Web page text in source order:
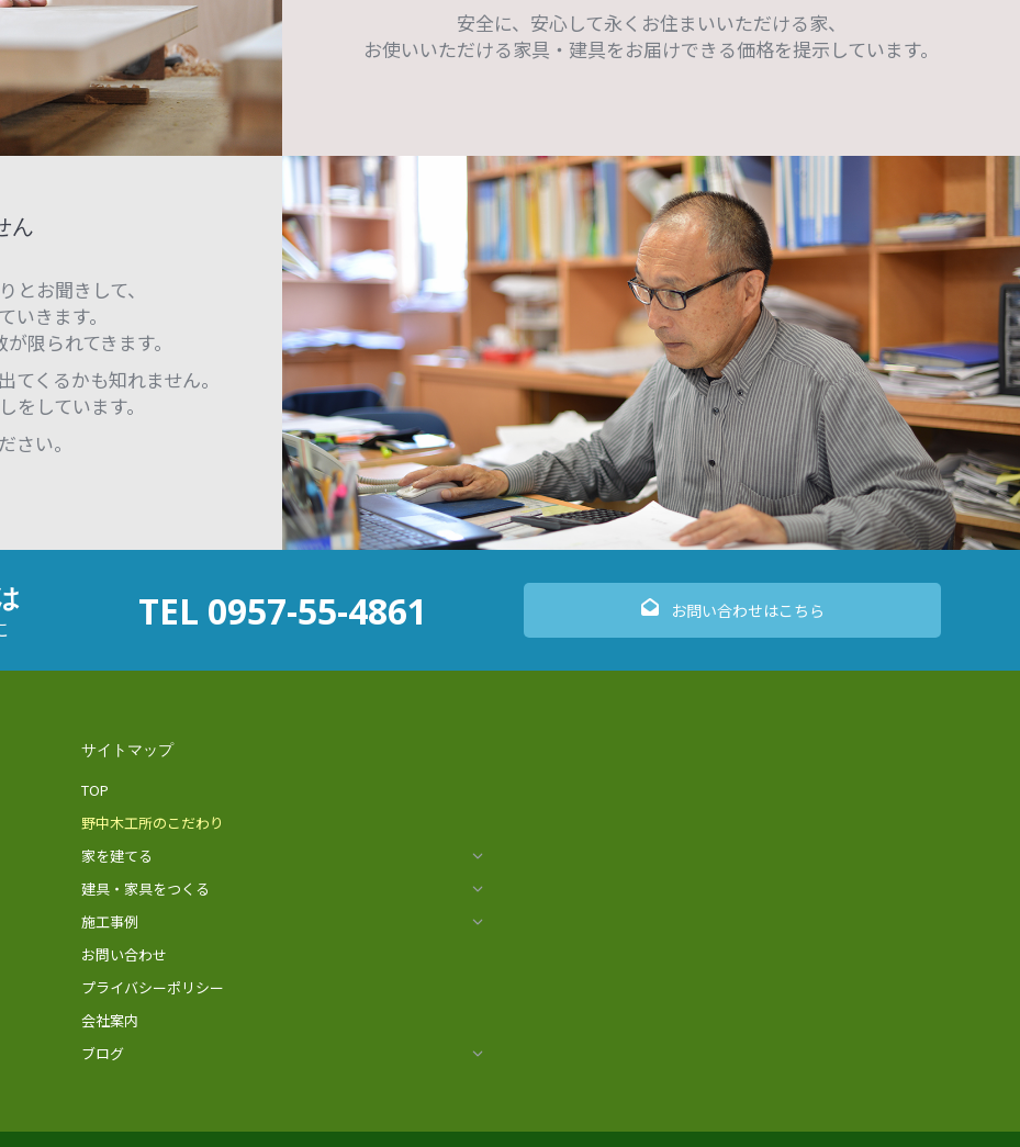
安全に、安心して永くお住まいいただける家、
お使いいただける家具・建具をお届けできる価格を提示しています。
ん
お聞きして、
きます。
限られてきます。
くるかも知れません。
しています。
さい。
TEL 0957-55-4861 お問い合わせはこちら
サイトマップ
TOP
野中木工所のこだわり
家を建てる
建具・家具をつくる
施工事例
お問い合わせ
プライバシーポリシー
会社案内
ブログ